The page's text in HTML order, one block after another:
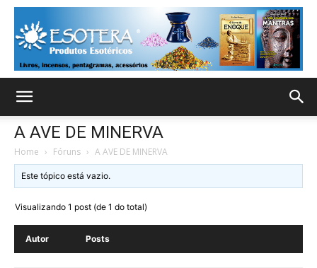
A AVE DE MINERVA
Home › Fóruns › A AVE DE MINERVA
Este tópico está vazio.
Visualizando 1 post (de 1 do total)
Autor Posts